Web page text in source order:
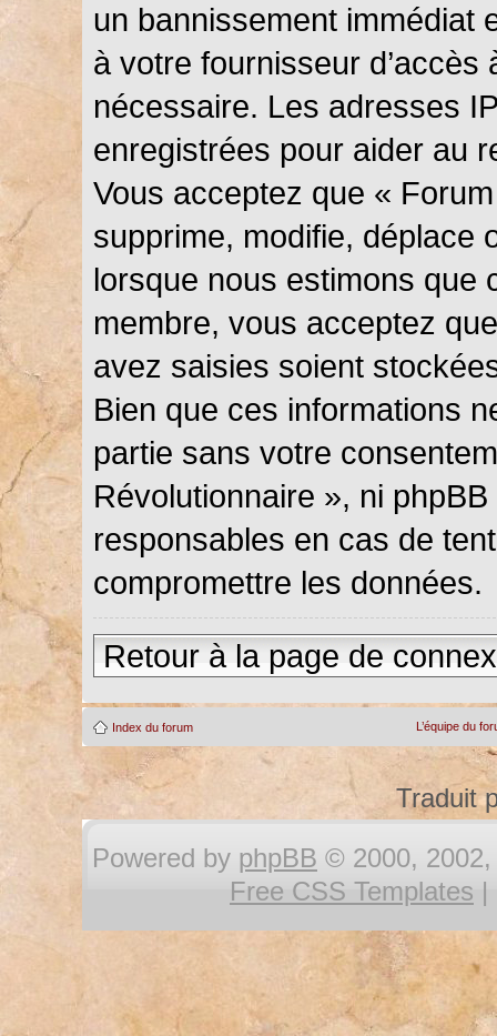
un bannissement immédiat
à votre fournisseur
nécessaire. Les adresses
enregistrées pour aider au
Vous acceptez que «
supprime, modifie, déplace
lorsque nous estimons que
membre, vous acceptez
avez saisies soient
Bien que ces informations
partie sans votre
Révolutionnaire », ni
responsables en cas de
compromettre les données.
Retour à la page de
Index du forum L’équipe du
Traduit
Powered by phpBB © 2000, 2002,
Free CSS Templates |